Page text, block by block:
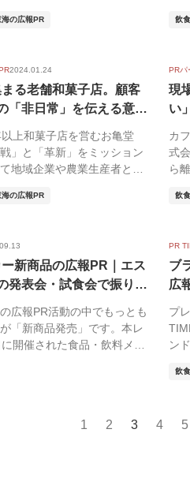
海の広報PR 飲
2024.01.24
る老舗和菓子店。顧客
「非日常」を伝える意識
上和菓子店を営むお亀堂
」と「革新」をミッション
地域企業や農業生産者との
海の広報PR
PRパ
現
い
カ
式
ら
飲
新商品の広報PR｜エス
発表会・試食会で振り返
広報PR活動の中でもっとも
「新商品発売」です。本レ
開催された食品・飲料メー
PR
ブ
広
プ
ン
飲
1 2 3 4 5